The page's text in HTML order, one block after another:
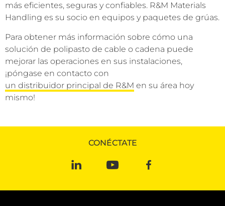
más eficientes, seguras y confiables. R&M Materials
Handling es su socio en equipos y paquetes de grúas.
Para obtener más información sobre cómo una
solución de polipasto de cable o cadena puede
mejorar las operaciones en sus instalaciones,
¡póngase en contacto con
un distribuidor principal de R&M en su área hoy
mismo!
CONÉCTATE